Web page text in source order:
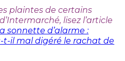
plaintes de certains
lisez l’article
sonnette d’alarme :
il mal digéré le rachat de